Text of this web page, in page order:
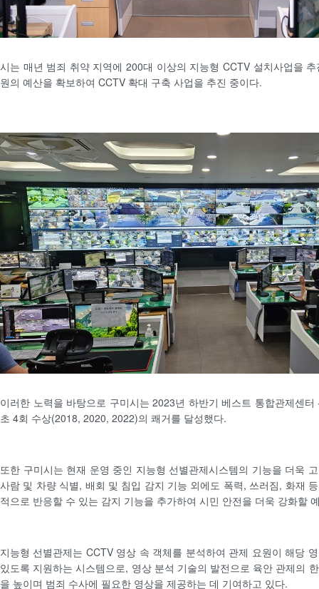
시는 매년 범죄 취약 지역에 200대 이상의 지능형 CCTV 설치사업을
원의 예산을 확보하여 CCTV 확대 구축 사업을 추진 중이다.
이러한 노력을 바탕으로 구미시는 2023년 하반기 베스트 통합관제센
초 4회 수상(2018, 2020, 2022)의 쾌거를 달성했다.
또한 구미시는 현재 운영 중인 지능형 선별관제시스템의 기능을 더욱
사람 및 차량 식별, 배회 및 침입 감지 기능 외에도 폭력, 쓰러짐, 화재
적으로 반응할 수 있는 감지 기능을 추가하여 시민 안전을 더욱 강화할
지능형 선별관제는 CCTV 영상 속 객체를 분석하여 관제 요원이 해당
있도록 지원하는 시스템으로, 영상 분석 기술의 발전으로 육안 관제의
을 높이며 범죄 수사에 필요한 영상을 제공하는 데 기여하고 있다.